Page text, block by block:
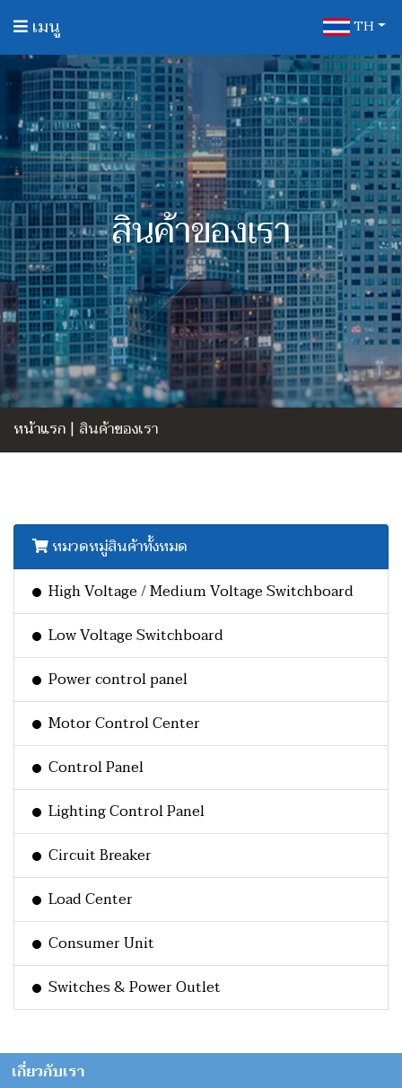
TH
เมนู
สินค้าของเรา
หน้าแรก | สินค้าของเรา
หมวดหมู่สินค้าทั้งหมด
High Voltage / Medium Voltage Switchboard
Low Voltage Switchboard
Power control panel
Motor Control Center
Control Panel
Lighting Control Panel
Circuit Breaker
Load Center
Consumer Unit
Switches & Power Outlet
เกี่ยวกับเรา